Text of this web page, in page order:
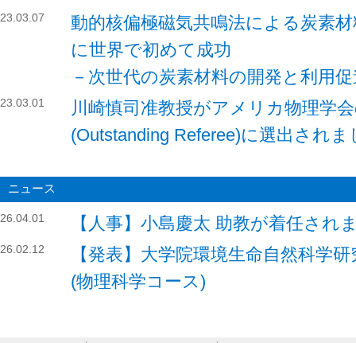
23.03.07
動的核偏極磁気共鳴法による炭素
に世界で初めて成功
－次世代の炭素材料の開発と利用
23.03.01
川崎慎司准教授がアメリカ物理学
(Outstanding Referee)に選出されま
ニュース
26.04.01 【人事】小島慶太 助教が着任され
26.02.12
【発表】大学院環境生命自然科学
(物理科学コース)